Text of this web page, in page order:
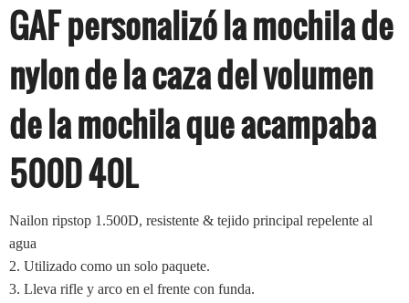
GAF personalizó la mochila de
nylon de la caza del volumen
de la mochila que acampaba
500D 40L
Nailon ripstop 1.500D, resistente & tejido principal repelente al
agua
2. Utilizado como un solo paquete.
3. Lleva rifle y arco en el frente con funda.